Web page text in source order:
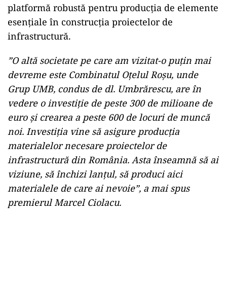
platformă robustă pentru producția de elemente
esențiale în construcția proiectelor de
infrastructură.
”O altă societate pe care am vizitat-o puțin mai
devreme este Combinatul Oțelul Roșu, unde
Grup UMB, condus de dl. Umbrărescu, are în
vedere o investiție de peste 300 de milioane de
euro și crearea a peste 600 de locuri de muncă
noi. Investiția vine să asigure producția
materialelor necesare proiectelor de
infrastructură din România. Asta înseamnă să ai
viziune, să închizi lanțul, să produci aici
materialele de care ai nevoie”, a mai spus
premierul Marcel Ciolacu.